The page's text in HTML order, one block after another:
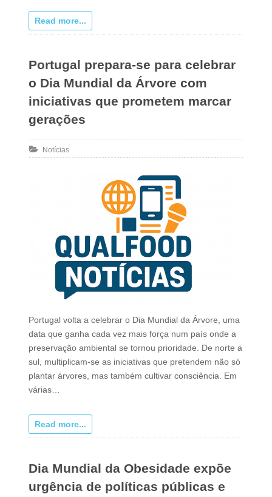
Read more...
Portugal prepara-se para celebrar
o Dia Mundial da Árvore com
iniciativas que prometem marcar
gerações
Notícias
Portugal volta a celebrar o Dia Mundial da Árvore, uma
data que ganha cada vez mais força num país onde a
preservação ambiental se tornou prioridade. De norte a
sul, multiplicam-se as iniciativas que pretendem não só
plantar árvores, mas também cultivar consciência. Em
várias…
Read more...
Dia Mundial da Obesidade expõe
urgência de políticas públicas e